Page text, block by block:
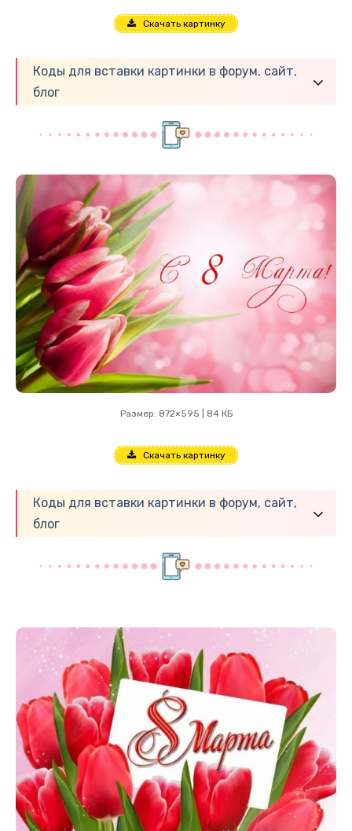
Скачать картинку
Коды для вставки картинки в форум, сайт,
блог
Размер: 872×595 | 84 КБ
Скачать картинку
Коды для вставки картинки в форум, сайт,
блог